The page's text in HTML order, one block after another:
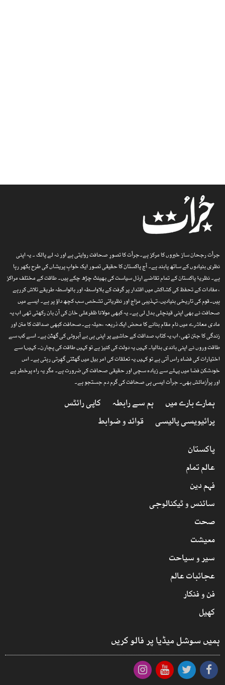
جرأت رجحان ساز خبروں کا مرکز ہے۔جرأت کا تصورِ صحافت روایتی ہے اور نہ لے پالک ۔ یہ اپنی
نظری بنیادوں کے ساتھ پابند ہے۔ آج پاکستان کا حقیقی تصور ایک خوابِ پریشاں کی طرح بکھر رہا
ہے۔ نظریۂ پاکستان کے تمام تقاضے ارذل سیاست کی بھینٹ چڑھ چکے ہیں۔ طاقت کے مختلف مراکز
، مفادات کے تحفظ کی کشاکش میں اقتدار پر گرفت کے بلاواسطہ اور بالواسطہ طریقے تلاش کررہے
ہیں۔قوم کی تاریخی بنیادیں، تہذیبی مزاج اور نظریاتی تشخص سب کچھ داؤ پر ہے۔ ایسے میں
صحافت نے بھی اپنی قینچلی بدل لی ہے۔ یہ کبھی مولانا ظفرعلی خان کی آن بان رکھتی تھی اب یہ
مادی معاشرے میں نام مقام بنانے کا محض ایک ذریعہ ،حیلہ ہے۔صحافت کبھی صداقت کا متن اور
زندگی کا جتن تھی، اب یہ کتاب صداقت کے حاشیے پر اپنی ہی بے آبروئی کی گھٹن ہے۔ اسے کب سے
طاقت وروں نے اپنی باندی بنالیا۔ کہیں یہ دولت کی کنیز ہے تو کہیں طاقت کی پچارن۔ کہیںا سے
اختیارات کی فضاء راس آتی ہے تو کہیں یہ تعلقات کی امر بیل میں گھٹتی گھِرتی رہتی ہے۔ اس
خودشکن فضا میں پہلے سے زیادہ سچی اور حقیقی صحافت کی ضرورت ہے۔ مگر یہ راہ پرخطر ہے
اور پرآزمائش بھی۔ جرأت ایسی ہی صحافت کی گرم دم جستجو ہے۔
ہمارے بارے میں ہم سے رابطہ
کاپی رائٹس
پرائیویسی پالیسی
قوائد و ضوابط
پاکستان
عالم تمام
فہم دین
سائنس و ٹیکنالوجی
صحت
معیشت
سیر و سیاحت
عجائبات عالم
فن و فنکار
کھیل
ہمیں سوشل میڈیا پر فالو کریں